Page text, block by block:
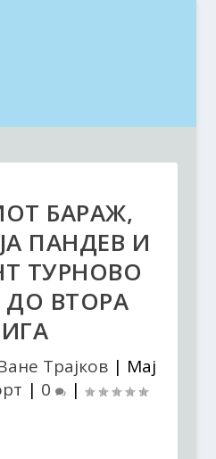
БАРАЖ,
ПАНДЕВ И
ТУРНОВО
ДО ВТОРА
Трајков | Мај
| 0 |